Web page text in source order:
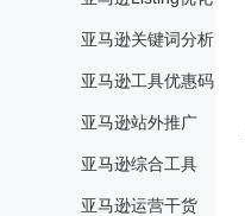
亚马逊关键词分析
亚马逊工具优惠码
亚马逊站外推广
亚马逊综合工具
亚马逊运营干货